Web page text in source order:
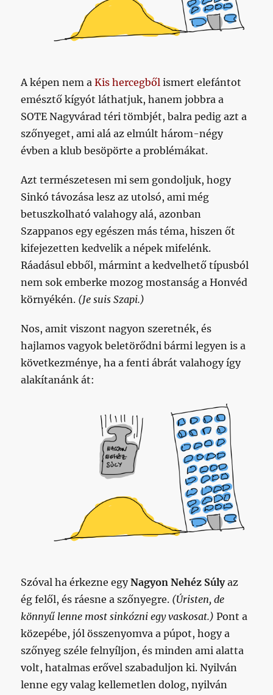
A képen nem aKis hercegből ismert elefántot
emésztő kígyót láthatjuk, hanem jobbra a
SOTE Nagyvárad téri tömbjét, balra pedig azt a
szőnyeget, ami alá az elmúlt három-négy
évben a klub besöpörte a problémákat.
Azt természetesen mi sem gondoljuk, hogy
Sinkó távozása lesz az utolsó, ami még
betuszkolható valahogy alá, azonban
Szappanos egy egészen más téma, hiszen őt
kifejezetten kedvelik a népek mifelénk.
Ráadásul ebből, mármint a kedvelhető típusból
nem sok emberke mozog mostanság a Honvéd
környékén. (Je suis Szapi.)
Nos, amit viszont nagyon szeretnék, és
hajlamos vagyok beletörődni bármi legyen is a
következménye, ha a fenti ábrát valahogy így
alakítanánk át:
Szóval ha érkezne egyNagyon Nehéz Súlyaz
ég felől, és ráesne a szőnyegre. (Úristen, de
könnyű lenne most sinkózni egy vaskosat.) Pont a
közepébe, jól összenyomva a púpot, hogy a
szőnyeg széle felnyíljon, és minden ami alatta
volt, hatalmas erővel szabaduljon ki. Nyilván
lenne egy valag kellemetlen dolog, nyilván